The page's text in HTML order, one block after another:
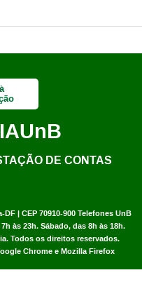
DF | CEP 70910-900 Telefones UnB
às 23h. Sábado, das 8h às 18h.
. Todos os direitos reservados.
Chrome e Mozilla Firefox
UnB
DE CONTAS